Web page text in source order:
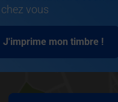
vous
J'imprime mon timbre !